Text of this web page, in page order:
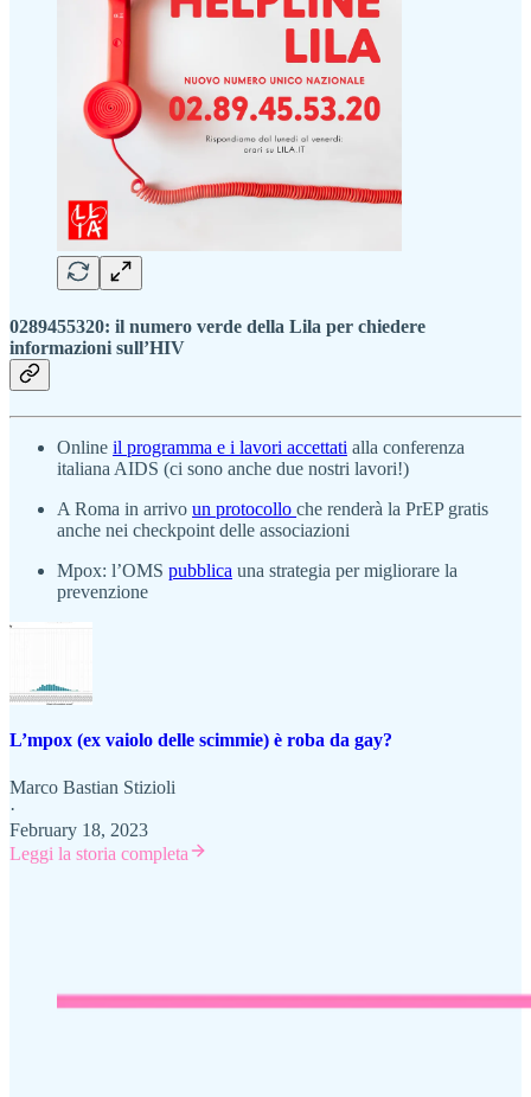
0289455320: il numero verde della Lila per chiedere
informazioni sull’HIV
Online il programma e i lavori accettati alla conferenza
italiana AIDS (ci sono anche due nostri lavori!)
A Roma in arrivo un protocollo che renderà la PrEP gratis
anche nei checkpoint delle associazioni
Mpox: l’OMS pubblica una strategia per migliorare la
prevenzione
L’mpox (ex vaiolo delle scimmie) è roba da gay?
Marco Bastian Stizioli
·
February 18, 2023
Leggi la storia completa